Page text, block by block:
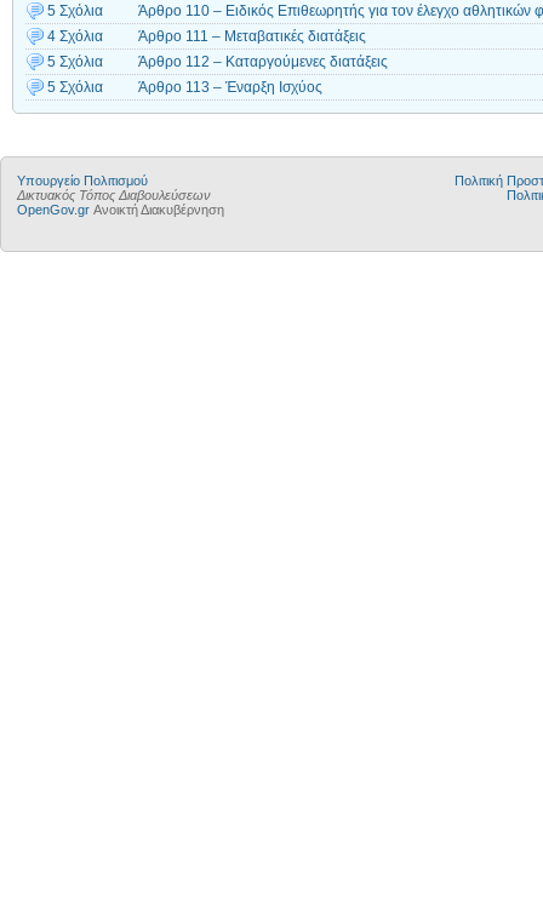
5 Σχόλια
Άρθρο 110 – Ειδικός Επιθεωρητής για τον έλεγχο αθλητικών
4 Σχόλια
Άρθρο 111 – Μεταβατικές διατάξεις
5 Σχόλια
Άρθρο 112 – Καταργούμενες διατάξεις
5 Σχόλια
Άρθρο 113 – Έναρξη Ισχύος
Υπουργείο Πολιτισμού
Δικτυακός Τόπος Διαβουλεύσεων
OpenGov.gr Ανοικτή Διακυβέρνηση
Πολιτική